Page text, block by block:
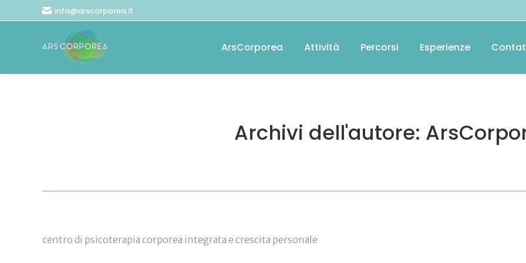
info@arscorporea.it
ArsCorporea Attività Percorsi Esperienze
Archivi dell'autore:
centro di psicoterapia corporea integrata e crescita personale